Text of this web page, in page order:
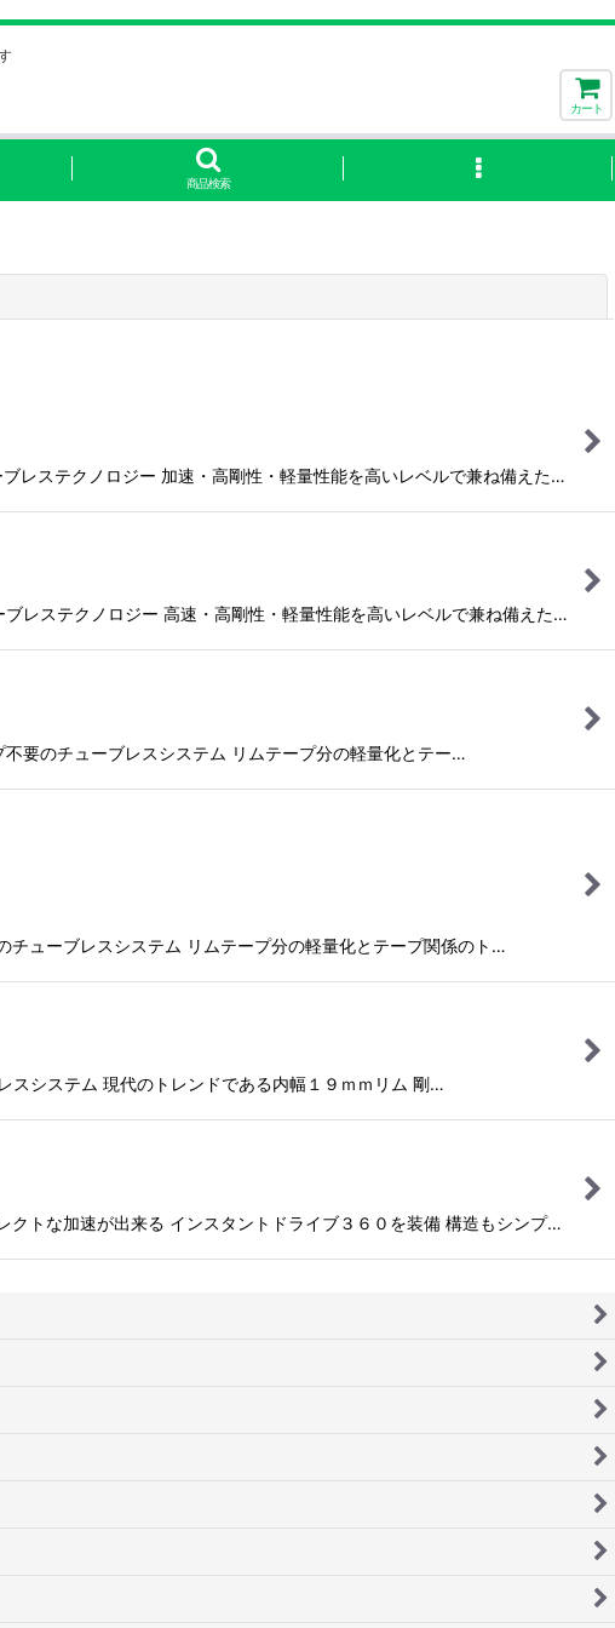
カート
商品検索
レステクノロジー 加速・高剛性・軽量性能を高いレベルで兼ね備えた…
レステクノロジー 高速・高剛性・軽量性能を高いレベルで兼ね備えた…
要のチューブレスシステム リムテープ分の軽量化とテー…
ューブレスシステム リムテープ分の軽量化とテープ関係のト…
スシステム 現代のトレンドである内幅１９ｍｍリム 剛…
トな加速が出来る インスタントドライブ３６０を装備 構造もシンプ…